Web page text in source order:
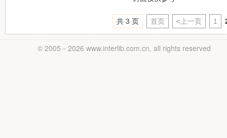
共 3 页 首页 <上一页 1
© 2005－ 2026 www.interlib.com.cn, all rights reserved